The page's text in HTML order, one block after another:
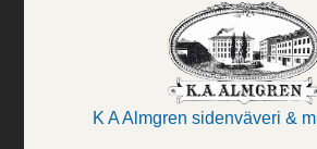
K A Almgren sidenväveri &